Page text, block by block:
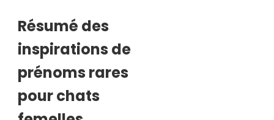
Résumé des
inspirations de
prénoms rares
pour chats